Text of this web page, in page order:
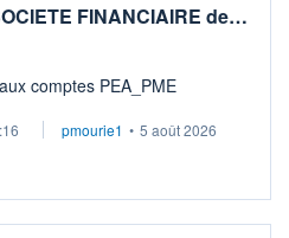
FINANCIAIRE de…
aux comptes PEA_PME
pmourie1 • 5 août 2026